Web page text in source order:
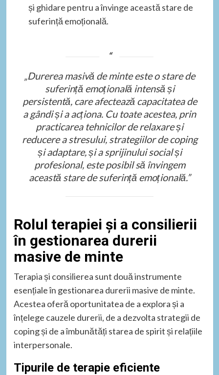
și ghidare pentru a învinge această stare de
suferință emoțională.
„Durerea masivă de minte este o stare de
suferință emoțională intensă și
persistentă, care afectează capacitatea de
a gândi și a acționa. Cu toate acestea, prin
practicarea tehnicilor de relaxare și
reducere a stresului, strategiilor de coping
și adaptare, și a sprijinului social și
profesional, este posibil să învingem
această stare de suferință emoțională.”
Rolul terapiei și a consilierii
în gestionarea durerii
masive de minte
Terapia și consilierea sunt două instrumente
esențiale în gestionarea durerii masive de minte.
Acestea oferă oportunitatea de a explora și a
înțelege cauzele durerii, de a dezvolta strategii de
coping și de a îmbunătăți starea de spirit și relațiile
interpersonale.
Tipurile de terapie eficiente